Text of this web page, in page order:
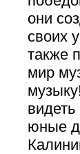
они
своих
также
мир
юные